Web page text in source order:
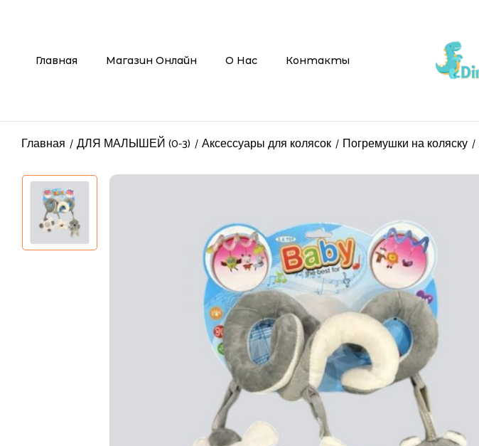
Главная Магазин Онлайн О Нас Контакты
Главная ДЛЯ МАЛЫШЕЙ (0-3) Аксессуары для колясок Погремушки на коляску